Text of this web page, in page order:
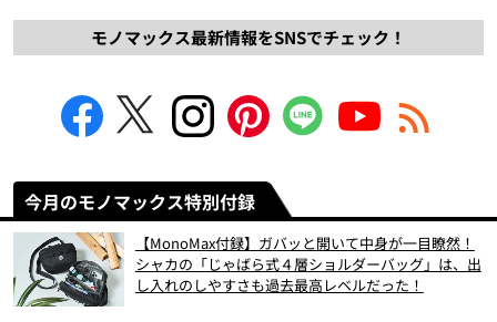
モノマックス最新情報をSNSでチェック！
今月のモノマックス特別付録
【MonoMax付録】ガバッと開いて中身が一目瞭然！
シャカの「じゃばら式４層ショルダーバッグ」は、出
し入れのしやすさも過去最高レベルだった！